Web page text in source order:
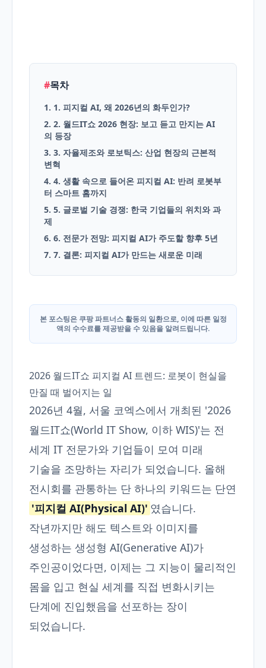
#목차
1. 1. 피지컬 AI, 왜 2026년의 화두인가?
2. 2. 월드IT쇼 2026 현장: 보고 듣고 만지는 AI
의 등장
3. 3. 자율제조와 로보틱스: 산업 현장의 근본적
변혁
4. 4. 생활 속으로 들어온 피지컬 AI: 반려 로봇부
터 스마트 홈까지
5. 5. 글로벌 기술 경쟁: 한국 기업들의 위치와 과
제
6. 6. 전문가 전망: 피지컬 AI가 주도할 향후 5년
7. 7. 결론: 피지컬 AI가 만드는 새로운 미래
본 포스팅은 쿠팡 파트너스 활동의 일환으로, 이에 따른 일정
액의 수수료를 제공받을 수 있음을 알려드립니다.
2026 월드IT쇼 피지컬 AI 트렌드: 로봇이 현실을
만질 때 벌어지는 일
2026년 4월, 서울 코엑스에서 개최된 '2026
월드IT쇼(World IT Show, 이하 WIS)'는 전
세계 IT 전문가와 기업들이 모여 미래
기술을 조망하는 자리가 되었습니다. 올해
전시회를 관통하는 단 하나의 키워드는 단연
'피지컬 AI(Physical AI)' 였습니다.
작년까지만 해도 텍스트와 이미지를
생성하는 생성형 AI(Generative AI)가
주인공이었다면, 이제는 그 지능이 물리적인
몸을 입고 현실 세계를 직접 변화시키는
단계에 진입했음을 선포하는 장이
되었습니다.